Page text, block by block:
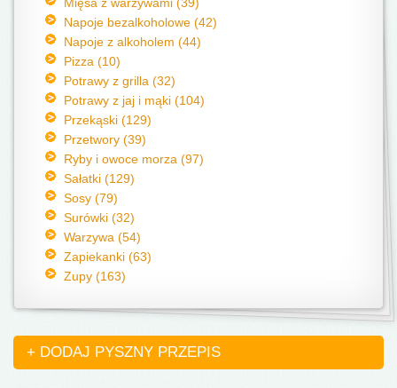
Napoje bezalkoholowe (42)
Napoje z alkoholem (44)
Pizza (10)
Potrawy z grilla (32)
Potrawy z jaj i mąki (104)
Przekąski (129)
Przetwory (39)
Ryby i owoce morza (97)
Sałatki (129)
Sosy (79)
Surówki (32)
Warzywa (54)
Zapiekanki (63)
Zupy (163)
+ DODAJ PYSZNY PRZEPIS